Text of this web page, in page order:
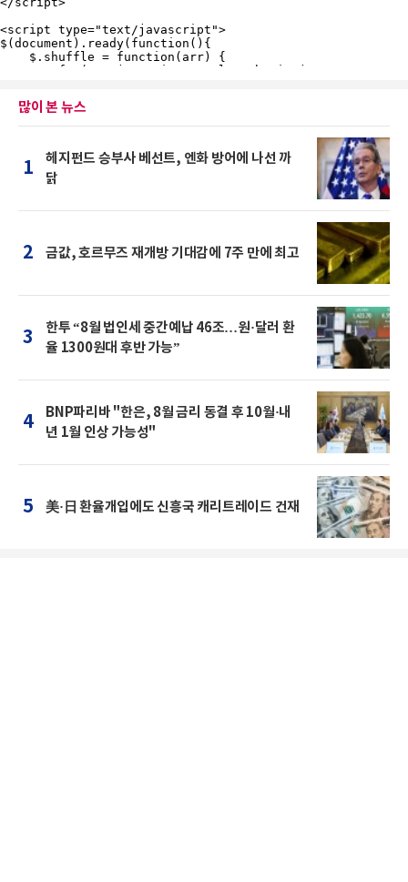
많이 본 뉴스
1
헤지펀드 승부사 베선트, 엔화 방어에 나선 까
닭
2 금값, 호르무즈 재개방 기대감에 7주 만에 최고
3
한투 “8월 법인세 중간예납 46조…원·달러 환
율 1300원대 후반 가능”
4
BNP파리바 "한은, 8월 금리 동결 후 10월·내
년 1월 인상 가능성"
5 美·日 환율개입에도 신흥국 캐리트레이드 건재